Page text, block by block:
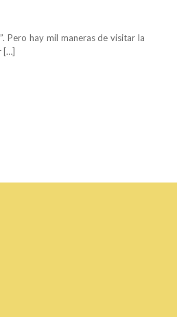
Pero hay mil maneras de visitar la
[…]